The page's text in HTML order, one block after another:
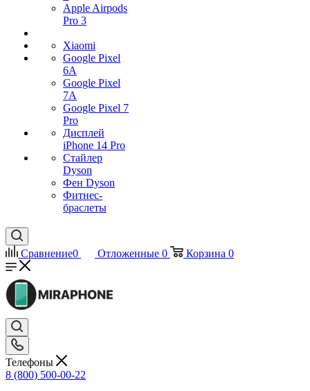
Apple Airpods
Pro 3
Xiaomi
Google Pixel
6A
Google Pixel
7А
Google Pixel 7
Pro
Дисплей
iPhone 14 Pro
Стайлер
Dyson
Фен Dyson
Фитнес-
браслеты
Сравнение0 Отложенные 0 Корзина 0
Телефоны
8 (800) 500-00-22